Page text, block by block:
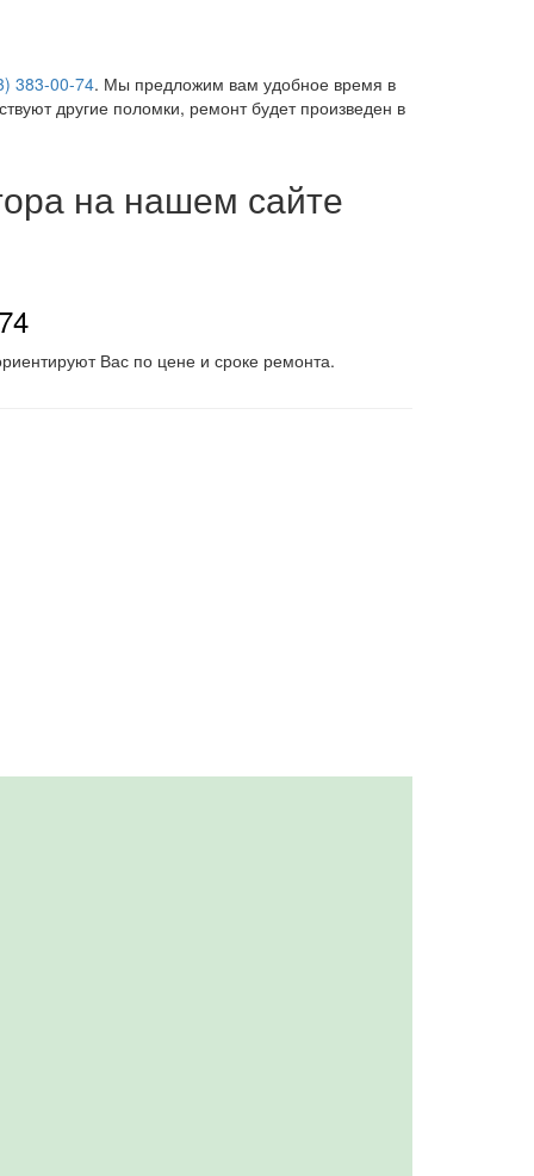
383-00-74. Мы предложим вам удобное время в
другие поломки, ремонт будет произведен в
на нашем сайте
Вас по цене и сроке ремонта.